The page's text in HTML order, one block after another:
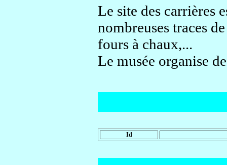
Le site des carrières
nombreuses traces
fours à chaux,...
Le musée organise
Id